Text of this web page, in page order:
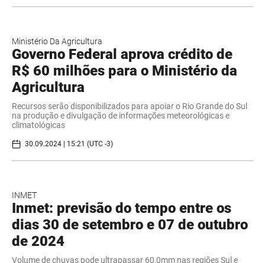
Ministério Da Agricultura
Governo Federal aprova crédito de
R$ 60 milhões para o Ministério da
Agricultura
Recursos serão disponibilizados para apoiar o Rio Grande do Sul
na produção e divulgação de informações meteorológicas e
climatológicas
30.09.2024 | 15:21 (UTC -3)
INMET
Inmet: previsão do tempo entre os
dias 30 de setembro e 07 de outubro
de 2024
Volume de chuvas pode ultrapassar 60,0mm nas regiões Sul e